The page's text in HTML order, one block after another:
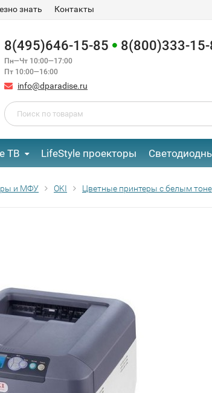
знать Контакты
8(495)646-15-85 8(800)333-
Пн—Чт 10:00—17:00
Пт 10:00—16:00
info@dparadise.ru
ТВ LifeStyle проекторы
и МФУ OKI Цветные принтеры с белым